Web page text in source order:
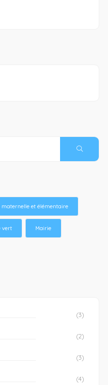
maternelle et élémentaire
vert Mairie
(3)
(2)
(3)
(4)